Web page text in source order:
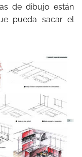
de dibujo están
pueda sacar el